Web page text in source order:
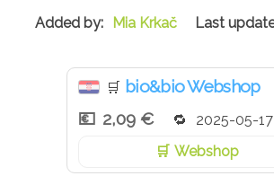
Mia Krkač
🛒 bio&bio Webshop
2,09 €
2025-05-17
Webshop